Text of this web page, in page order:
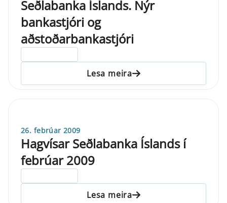
Seðlabanka Íslands. Nýr
bankastjóri og
aðstoðarbankastjóri
Lesa meira
26. febrúar 2009
Hagvísar Seðlabanka Íslands í
febrúar 2009
Lesa meira